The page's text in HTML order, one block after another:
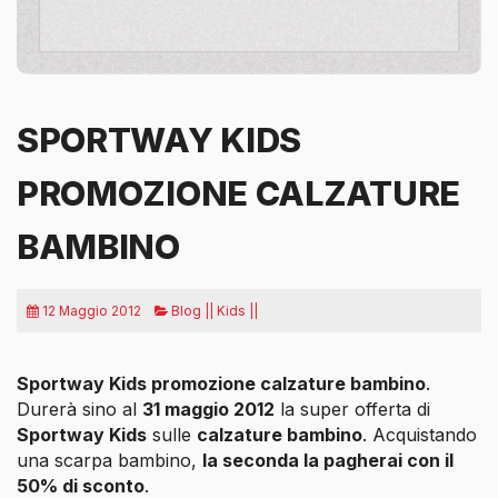
SPORTWAY KIDS
PROMOZIONE CALZATURE
BAMBINO
12 Maggio 2012 Blog || Kids ||
Sportway Kids promozione calzature bambino.
Durerà sino al 31 maggio 2012 la super offerta di
Sportway Kids sulle calzature bambino. Acquistando
una scarpa bambino, la seconda la pagherai con il
50% di sconto.